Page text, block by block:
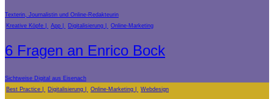
Texterin, Journalistin und Online-Redakteurin
Kreative Köpfe
App Digitalisierung Online-Marketing
6 Fragen an Enrico Bock
Sichtweise Digital aus Eisenach
Best Practice
Digitalisierung Online-Marketing Webdesign